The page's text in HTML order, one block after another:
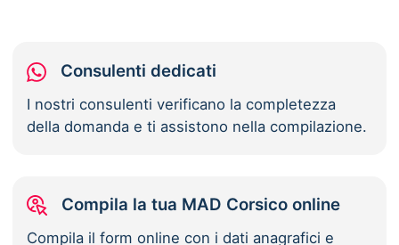
Consulenti dedicati
I nostri consulenti verificano la completezza
della domanda e ti assistono nella compilazione.
Compila la tua MAD Corsico online
Compila il form online con i dati anagrafici e